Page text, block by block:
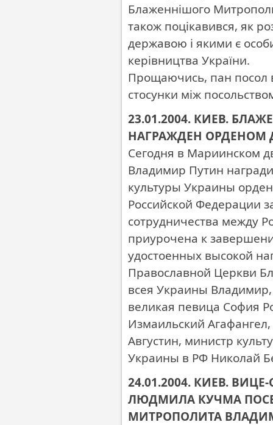
Блаженнішого
також поцікавився, як
державою і якими є
керівництва України.
Прощаючись, пан посол
стосунки між
23.01.2004. КИЕВ.
НАГРАЖДЕН ОРДЕНОМ
Сегодня в Мариинском
Владимир Путин
культуры Украины
Российской Федерации
сотрудничества между
приурочена к
удостоенных высокой
Православной Церкви
всея Украины
великая певица София
Измаильский
Августин, министр
Украины в РФ Николай
24.01.2004. КИЕВ.
ЛЮДМИЛА КУЧМА
МИТРОПОЛИТА